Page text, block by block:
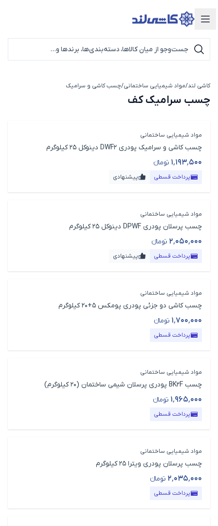
دسته‌بندی محصولات
کاشی لند/مواد شیمیایی ساختمانی/چسب کاشی و سرامیک
چسب سرامیک کف
مواد شیمیایی ساختمانی
چسب کاشی و سرامیک پودری DWF2 دینوکل 25 کیلوگرم
۱٬۱۹۳٬۵۰۰ تومانء
قیمت محصول
پرداخت قسطی پیشنهادی
مواد شیمیایی ساختمانی
چسب پرسلان پودری DPWF دینوکل 25 کیلوگرم
۲٬۰۵۰٬۰۰۰ تومانء
قیمت محصول
پرداخت قسطی پیشنهادی
مواد شیمیایی ساختمانی
چسب کاشی دو جزئی پودری پومکس 5+20 کیلوگرم
۱٬۷۰۰٬۰۰۰ تومانء
قیمت محصول
پرداخت قسطی
مواد شیمیایی ساختمانی
چسب BK2F پودری پرسلان شیمی ساختمان (20 کیلوگرم)
۱٬۹۶۵٬۰۰۰ تومانء
قیمت محصول
پرداخت قسطی
مواد شیمیایی ساختمانی
چسب پرسلان پودری ویترا 25 کیلوگرم
۲٬۰۳۵٬۰۰۰ تومانء
قیمت محصول
پرداخت قسطی